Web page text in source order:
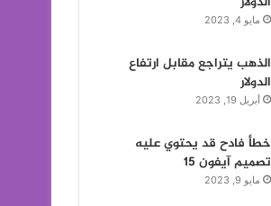
مايو 4, 2023
الذهب يتراجع مقابل ارتفاع
الدولار
أبريل 19, 2023
خطأ فادح قد يحتوي عليه
تصميم آيفون 15
مايو 9, 2023